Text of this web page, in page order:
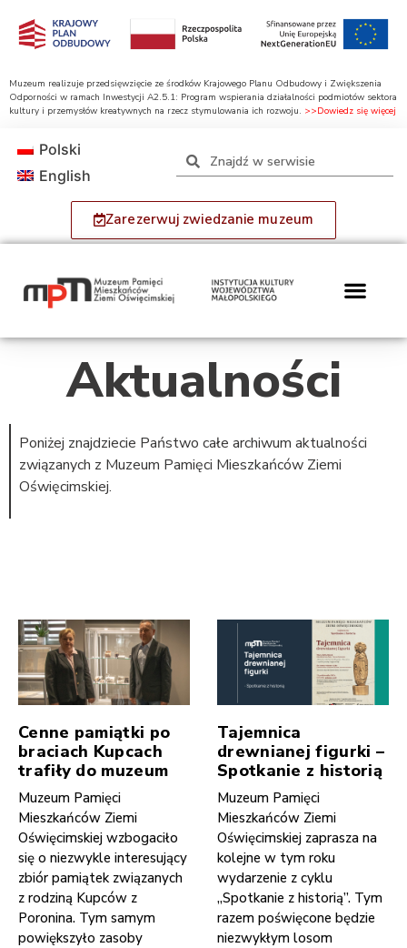
Muzeum realizuje przedsięwzięcie ze środków Krajowego Planu Odbudowy i Zwiększenia
Odporności w ramach Inwestycji A2.5.1: Program wspierania działalności podmiotów sektora
kultury i przemysłów kreatywnych na rzecz stymulowania ich rozwoju. >>Dowiedz się więcej
Zarezerwuj zwiedzanie muzeum
Polski
English
Aktualności
Poniżej znajdziecie Państwo całe archiwum aktualności
związanych z Muzeum Pamięci Mieszkańców Ziemi
Oświęcimskiej.
Cenne pamiątki po
braciach Kupcach
trafiły do muzeum
Muzeum Pamięci
Mieszkańców Ziemi
Oświęcimskiej wzbogaciło
się o niezwykle interesujący
zbiór pamiątek związanych
z rodziną Kupców z
Poronina. Tym samym
powiększyło zasoby
Tajemnica
drewnianej figurki –
Spotkanie z historią
Muzeum Pamięci
Mieszkańców Ziemi
Oświęcimskiej zaprasza na
kolejne w tym roku
wydarzenie z cyklu
„Spotkanie z historią”. Tym
razem poświęcone będzie
niezwykłym losom